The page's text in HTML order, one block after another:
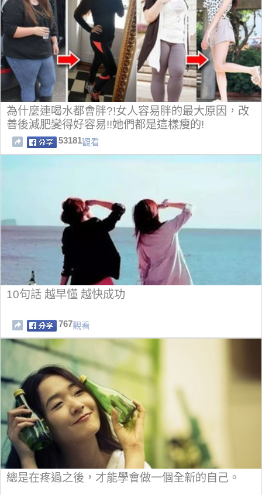
為什麼連喝水都會胖?!女人容易胖的最大原因，改
善後減肥變得好容易!!她們都是這樣瘦的!
53181觀看
10句話 越早懂 越快成功
767觀看
總是在疼過之後，才能學會做一個全新的自己。